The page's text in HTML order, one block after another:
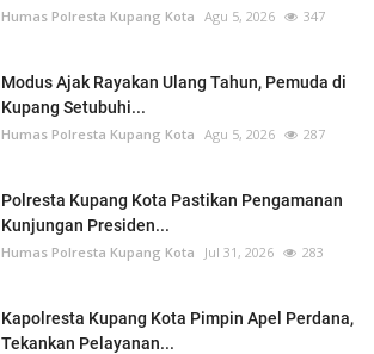
Humas Polresta Kupang Kota Agu 5, 2026 347
Modus Ajak Rayakan Ulang Tahun, Pemuda di
Kupang Setubuhi...
Humas Polresta Kupang Kota Agu 5, 2026 287
Polresta Kupang Kota Pastikan Pengamanan
Kunjungan Presiden...
Humas Polresta Kupang Kota Jul 31, 2026 283
Kapolresta Kupang Kota Pimpin Apel Perdana,
Tekankan Pelayanan...